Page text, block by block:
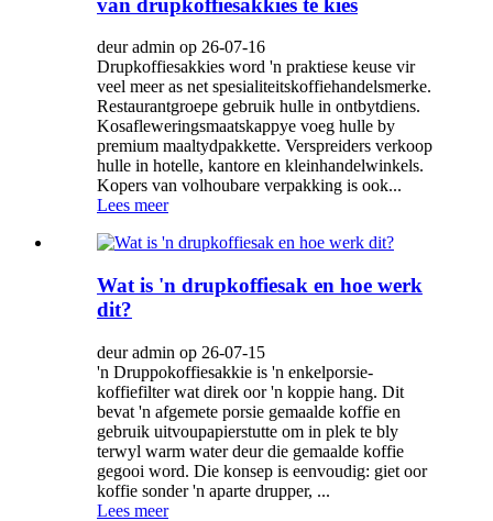
deur admin op 26-07-16
Drupkoffiesakkies word 'n praktiese keuse vir
veel meer as net spesialiteitskoffiehandelsmerke.
Restaurantgroepe gebruik hulle in ontbytdiens.
Kosafleweringsmaatskappye voeg hulle by
premium maaltydpakkette. Verspreiders verkoop
hulle in hotelle, kantore en kleinhandelwinkels.
Kopers van volhoubare verpakking is ook...
Lees meer
Wat is 'n drupkoffiesak en hoe werk
dit?
deur admin op 26-07-15
'n Druppokoffiesakkie is 'n enkelporsie-
koffiefilter wat direk oor 'n koppie hang. Dit
bevat 'n afgemete porsie gemaalde koffie en
gebruik uitvoupapierstutte om in plek te bly
terwyl warm water deur die gemaalde koffie
gegooi word. Die konsep is eenvoudig: giet oor
koffie sonder 'n aparte drupper, ...
Lees meer